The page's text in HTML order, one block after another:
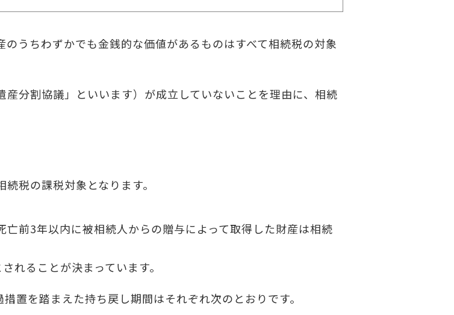
うちわずかでも金銭的な価値があるものはすべて相続税の対象
分割協議」といいます）が成立していないことを理由に、相続
税の課税対象となります。
前3年以内に被相続人からの贈与によって取得した財産は相続
れることが決まっています。
置を踏まえた持ち戻し期間はそれぞれ次のとおりです。